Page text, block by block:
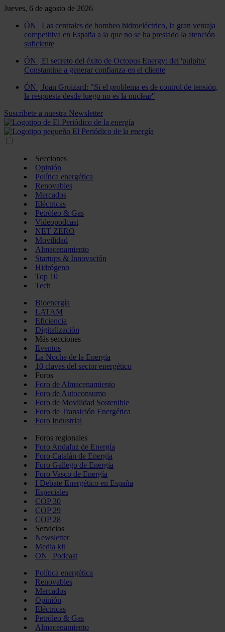
Jueves, 6 de agosto de 2026
ÓN | Las centrales de bombeo hidroeléctrico, la gran ventaja
competitiva en España a la que no se ha prestado la atención
suficiente
ÓN | El secreto del éxito de Octopus Energy: del 'pulpito'
Constantine a generar confianza en el cliente
ÓN | Joan Groizard: "Si el problema es de control de tensión,
la respuesta desde luego no es la nuclear"
Suscríbete a nuestra Newsletter
Secciones
Opinión
Política energética
Renovables
Mercados
Eléctricas
Petróleo & Gas
Videopodcast
NET ZERO
Movilidad
Almacenamiento
Startups & Innovación
Hidrógeno
Top 10
Tech
Bioenergía
LATAM
Eficiencia
Digitalización
Más secciones
Eventos
La Noche de la Energía
10 claves del sector energético
Foros
Foro de Almacenamiento
Foro de Autoconsumo
Foro de Movilidad Sostenible
Foro de Transición Energética
Foro Industrial
Foros regionales
Foro Andaluz de Energía
Foro Catalán de Energía
Foro Gallego de Energía
Foro Vasco de Energía
I Debate Energético en España
Especiales
COP 30
COP 29
COP 28
Servicios
Newsletter
Media kit
ON | Podcast
Política energética
Renovables
Mercados
Opinión
Eléctricas
Petróleo & Gas
Almacenamiento